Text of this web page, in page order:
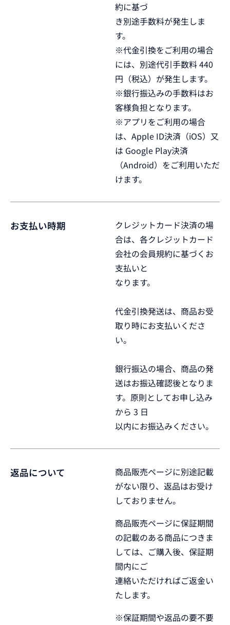
約に基づ
き別途手数料が発生しま
す。
※代金引換をご利用の場合
には、別途代引手数料 440
円（税込）が発生します。
※銀行振込みの手数料はお
客様負担となります。
※アプリをご利用の場合
は、Apple ID決済（iOS）又
は Google Play決済
（Android）をご利用いただ
けます。
お支払い時期
クレジットカード決済の場
合は、各クレジットカード
会社の会員規約に基づくお
支払いと
なります。
代金引換発送は、商品お受
取り時にお支払いくださ
い。
銀行振込の場合、商品の発
送はお振込確認後となりま
す。原則としてお申し込み
から 3 日
以内にお振込みください。
返品について
商品販売ページに別途記載
がない限り、返品はお受け
しておりません。
商品販売ページに保証期間
の記載のある商品につきま
しては、ご購入後、保証期
間内にご
連絡いただければご返金い
たします。
※保証期間や返品の要不要